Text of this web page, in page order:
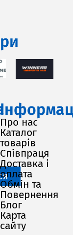
Про нас
Каталог
товарів
Співпраця
Доставка і
оплата
Обмін та
Повернення
Блог
Карта
сайту